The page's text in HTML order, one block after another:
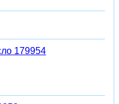
179954